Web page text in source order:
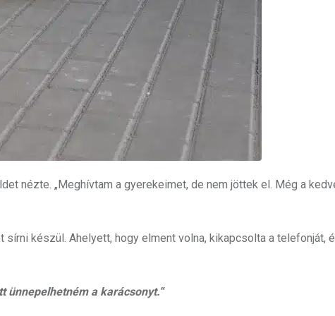
nézte. „Meghívtam a gyerekeimet, de nem jöttek el. Még a
készül. Ahelyett, hogy elment volna, kikapcsolta a telefonját,
ünnepelhetném a karácsonyt.”